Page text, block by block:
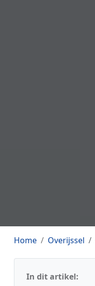
Home Overijssel
In dit artikel: